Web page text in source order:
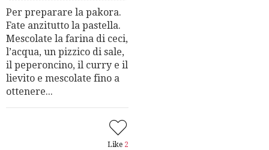
Per preparare la pakora.
Fate anzitutto la pastella.
Mescolate la farina di ceci,
l’acqua, un pizzico di sale,
il peperoncino, il curry e il
lievito e mescolate fino a
ottenere...
Like 2